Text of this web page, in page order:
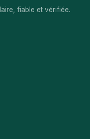
fiable et vérifiée.